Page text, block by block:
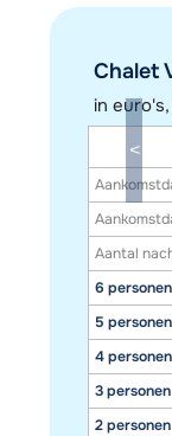
Chalet
in
Aantal
6 personen
5 personen
4 personen
3 personen
2 personen